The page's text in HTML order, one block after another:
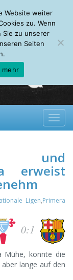
FAQ
und
erweist
Ligen,Primera
0:1
Mühe, konnte die
lange auf den
Website weiter
zu. Wenn
Sie zu unserer
Seiten
mehr